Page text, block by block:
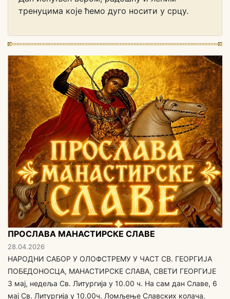
тренуцима које ћемо дуго носити у срцу.
ПРОСЛАВА МАНАСТИРСКЕ СЛАВЕ
28.04.2026
НАРОДНИ САБОР У ОЛОФСТРЕМУ У ЧАСТ СВ. ГЕОРГИЈА
ПОБЕДОНОСЦА, МАНАСТИРСКЕ СЛАВА, СВЕТИ ГЕОРГИЈЕ
3 мај, недеља Св. Литургија у 10.00 ч. На сам дан Славе, 6
мај Св. Литургија у 10.00ч. Ломљење Славских колача.